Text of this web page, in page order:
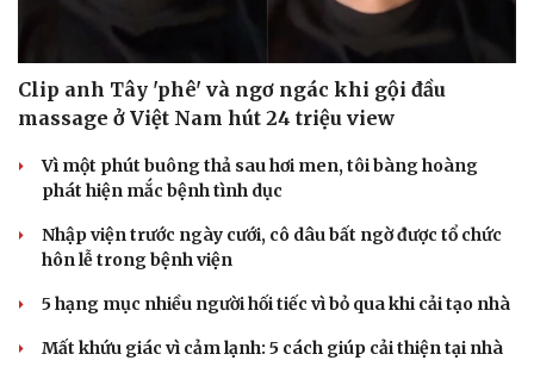
Clip anh Tây 'phê' và ngơ ngác khi gội đầu
massage ở Việt Nam hút 24 triệu view
Vì một phút buông thả sau hơi men, tôi bàng hoàng
phát hiện mắc bệnh tình dục
Nhập viện trước ngày cưới, cô dâu bất ngờ được tổ chức
hôn lễ trong bệnh viện
5 hạng mục nhiều người hối tiếc vì bỏ qua khi cải tạo nhà
Mất khứu giác vì cảm lạnh: 5 cách giúp cải thiện tại nhà